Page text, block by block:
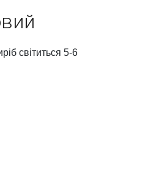
світиться 5-6